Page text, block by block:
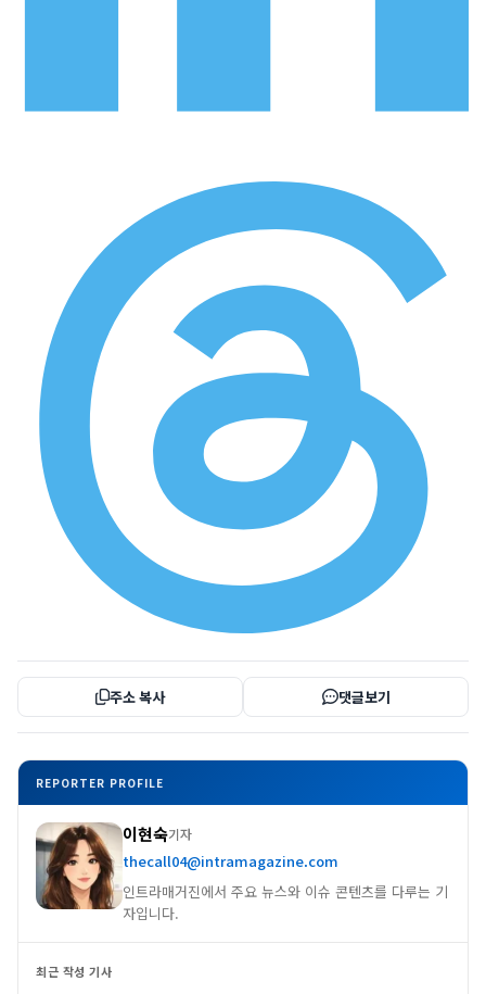
주소 복사 댓글보기
REPORTER PROFILE
이현숙기자
thecall04@intramagazine.com
인트라매거진에서 주요 뉴스와 이슈 콘텐츠를 다루는 기
자입니다.
최근 작성 기사